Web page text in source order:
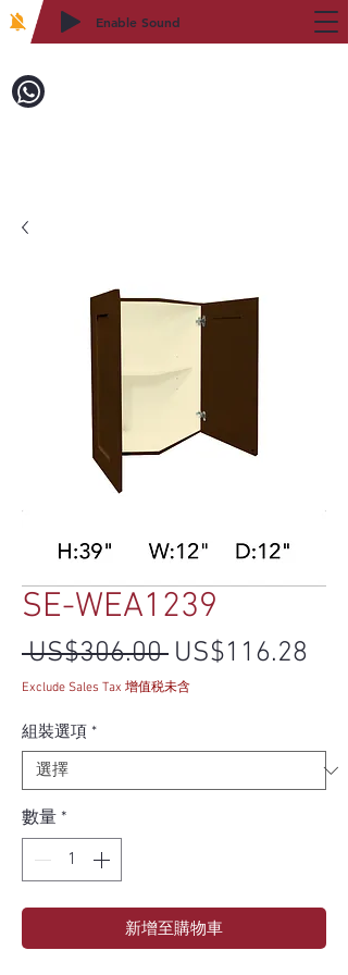
Enable Sound
SE-WEA1239
US$306.00 一般價格
US$116.28
Exclude Sales Tax 增值税未含
組裝選項 *
數量 *
新增至購物車